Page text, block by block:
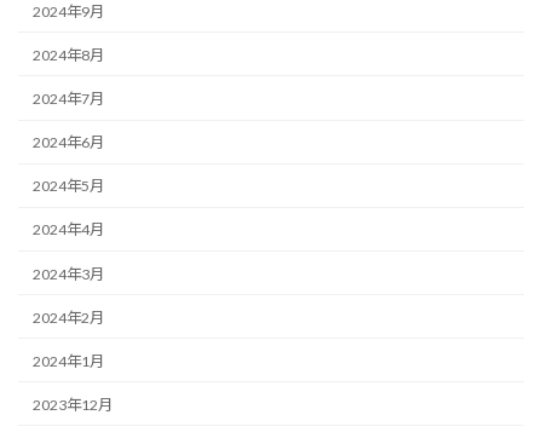
2024年9月
2024年8月
2024年7月
2024年6月
2024年5月
2024年4月
2024年3月
2024年2月
2024年1月
2023年12月